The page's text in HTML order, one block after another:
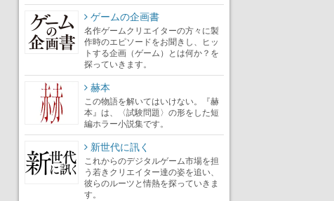
ゲームの企画書
名作ゲームクリエイターの方々に製
作時のエピソードをお聞きし、ヒッ
トする企画（ゲーム）とは何か？を
探っていきます。
赫本
この物語を解いてはいけない。『赫
本』は、〈試験問題〉の形をした短
編ホラー小説集です。
新世代に訊く
これからのデジタルゲーム市場を担
う若きクリエイター達の姿を追い、
彼らのルーツと情熱を探っていきま
す。